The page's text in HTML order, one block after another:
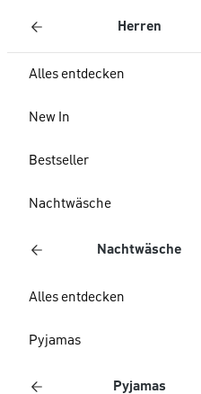
Herren
Alles entdecken
New In
Bestseller
Nachtwäsche
Nachtwäsche
Alles entdecken
Pyjamas
Pyjamas